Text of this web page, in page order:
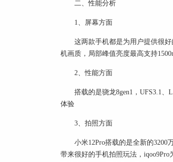
二、性能分析
1、屏幕方面
这两款手机都是为用户提供很
机画质，局部峰值亮度最高支持
2、性能方面
搭载的是骁龙8gen1，UFS3.1
体验
3、拍照方面
小米12Pro搭载的是全新的3200
带来很好的手机拍照玩法，iqoo9Pro